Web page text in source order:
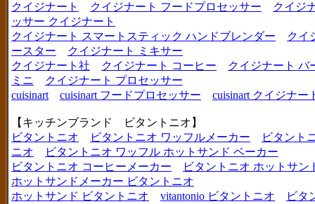
クイジナート
クイジナート フードプロセッサー
クイジ
ッサー クイジナート
クイジナート スマートスティック ハンドブレンダー
クイ
ースター
クイジナート ミキサー
クイジナート社
クイジナート コーヒー
クイジナート バ
ミニ
クイジナート プロセッサー
cuisinart
cuisinart フードプロセッサー cuisinart クイジナー
【キッチンブランド ビタントニオ】
ビタントニオ
ビタントニオ ワッフルメーカー
ビタント
ニオ
ビタントニオ ワッフル ホットサンド ベーカー
ビタントニオ コーヒーメーカー
ビタントニオ ホットサン
ホットサンドメーカー ビタントニオ
ホットサンド ビタントニオ
vitantonio ビタントニオ ビタ